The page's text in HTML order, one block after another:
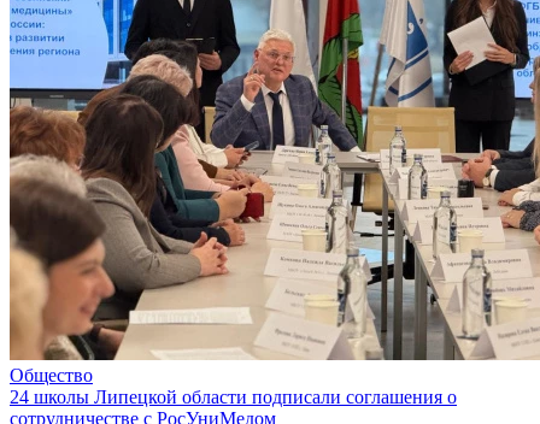
Общество
24 школы Липецкой области подписали соглашения о
сотрудничестве с РосУниМедом